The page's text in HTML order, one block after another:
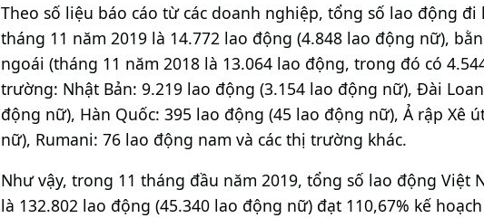
Theo số liệu báo cáo từ các doanh nghiệp, tổng số lao động
tháng 11 năm 2019 là 14.772 lao động (4.848 lao động nữ),
ngoái (tháng 11 năm 2018 là 13.064 lao động, trong đó có
trường: Nhật Bản: 9.219 lao động (3.154 lao động nữ), Đài
động nữ), Hàn Quốc: 395 lao động (45 lao động nữ), Ả rập Xê
nữ), Rumani: 76 lao động nam và các thị trường khác.
Như vậy, trong 11 tháng đầu năm 2019, tổng số lao động Việt
là 132.802 lao động (45.340 lao động nữ) đạt 110,67% kế